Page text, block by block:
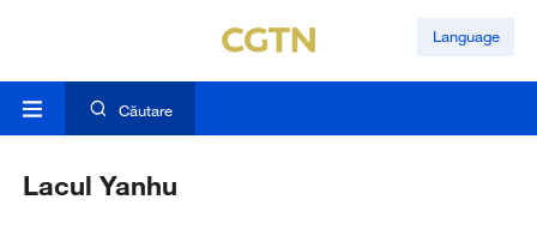
Language
Căutare
Lacul Yanhu